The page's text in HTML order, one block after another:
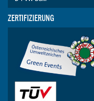
ZERTIFIZIERUNG